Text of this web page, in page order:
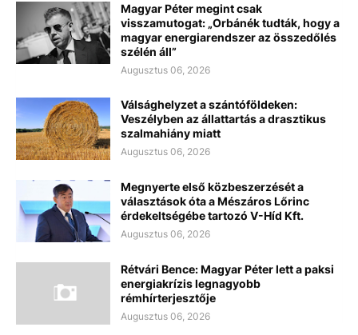
Magyar Péter megint csak
visszamutogat: „Orbánék tudták, hogy a
magyar energiarendszer az összedőlés
szélén áll”
Augusztus 06, 2026
Válsághelyzet a szántóföldeken:
Veszélyben az állattartás a drasztikus
szalmahiány miatt
Augusztus 06, 2026
Megnyerte első közbeszerzését a
választások óta a Mészáros Lőrinc
érdekeltségébe tartozó V-Híd Kft.
Augusztus 06, 2026
Rétvári Bence: Magyar Péter lett a paksi
energiakrízis legnagyobb
rémhírterjesztője
Augusztus 06, 2026